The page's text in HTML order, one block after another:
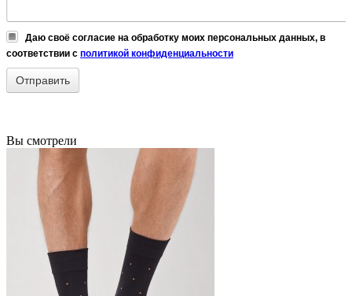
Даю своё согласие на обработку моих персональных данных, в
соответствии с политикой конфиденциальности
Вы смотрели